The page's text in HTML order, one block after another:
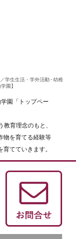
学生生活・学外活動 - 幼稚
園】
園「トップペー
育理念のもと、
物を育てる経験等
てていきます。